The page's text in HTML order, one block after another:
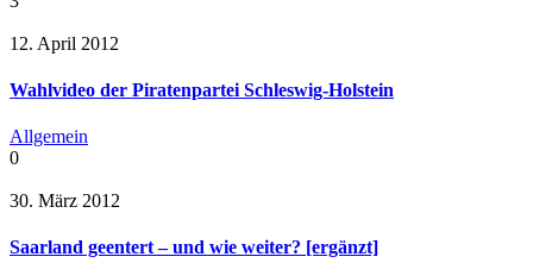
12. April 2012
Wahlvideo der Piratenpartei Schleswig-Holstein
Allgemein
0
30. März 2012
Saarland geentert – und wie weiter? [ergänzt]